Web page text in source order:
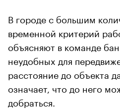
В городе с большим
временной критерий
объясняют в команде
неудобных для
расстояние до объекта
означает, что до него
добраться.